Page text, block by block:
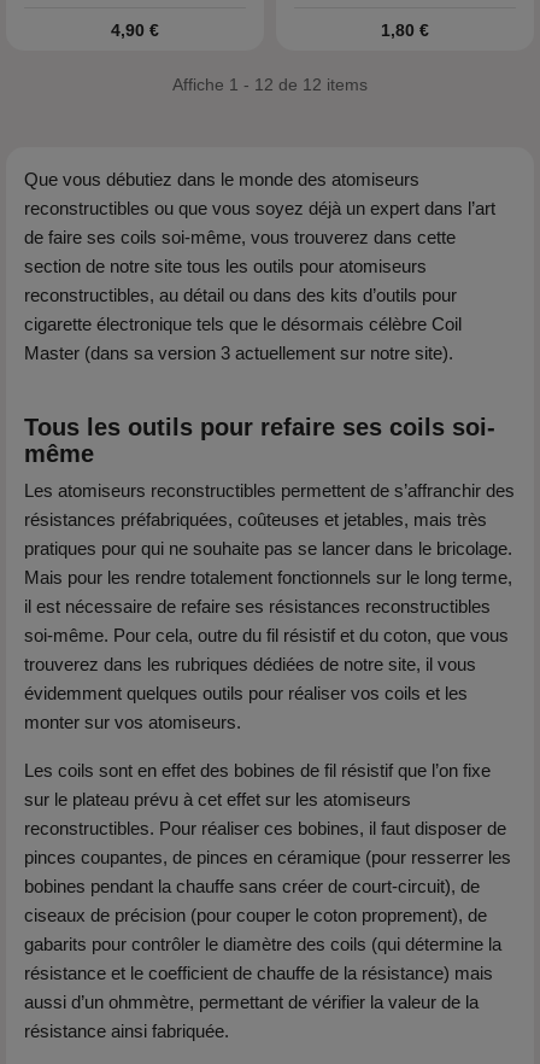
Prix
4,90 € Prix
1,80 €
Affiche 1 - 12 de 12 items
Que vous débutiez dans le monde des atomiseurs
reconstructibles ou que vous soyez déjà un expert dans l’art
de faire ses coils soi-même, vous trouverez dans cette
section de notre site tous les outils pour atomiseurs
reconstructibles, au détail ou dans des kits d’outils pour
cigarette électronique tels que le désormais célèbre Coil
Master (dans sa version 3 actuellement sur notre site).
Tous les outils pour refaire ses coils soi-
même
Les atomiseurs reconstructibles permettent de s’affranchir des
résistances préfabriquées, coûteuses et jetables, mais très
pratiques pour qui ne souhaite pas se lancer dans le bricolage.
Mais pour les rendre totalement fonctionnels sur le long terme,
il est nécessaire de refaire ses résistances reconstructibles
soi-même. Pour cela, outre du fil résistif et du coton, que vous
trouverez dans les rubriques dédiées de notre site, il vous
évidemment quelques outils pour réaliser vos coils et les
monter sur vos atomiseurs.
Les coils sont en effet des bobines de fil résistif que l’on fixe
sur le plateau prévu à cet effet sur les atomiseurs
reconstructibles. Pour réaliser ces bobines, il faut disposer de
pinces coupantes, de pinces en céramique (pour resserrer les
bobines pendant la chauffe sans créer de court-circuit), de
ciseaux de précision (pour couper le coton proprement), de
gabarits pour contrôler le diamètre des coils (qui détermine la
résistance et le coefficient de chauffe de la résistance) mais
aussi d’un ohmmètre, permettant de vérifier la valeur de la
résistance ainsi fabriquée.